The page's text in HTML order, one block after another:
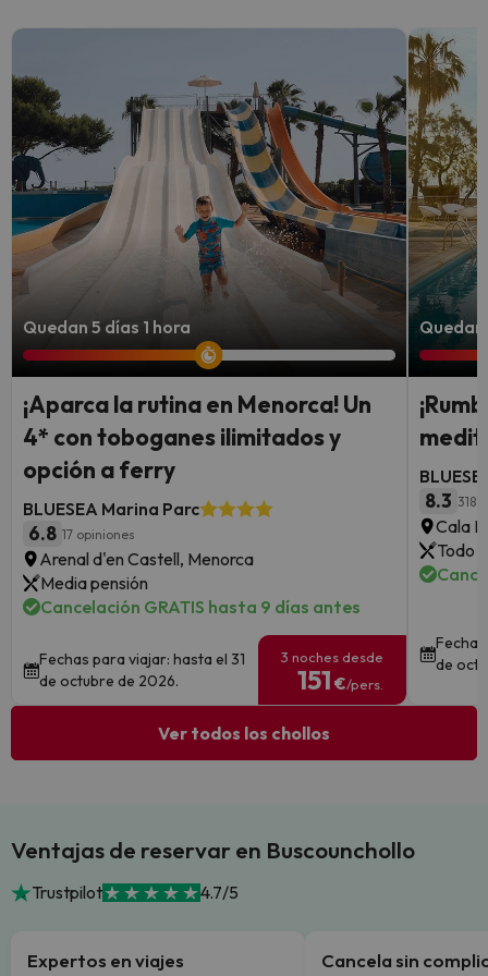
Quedan 5 días 1 hora
¡Aparca la rutina en Menorca! Un
4* con toboganes ilimitados y
opción a ferry
BLUESEA Marina Parc
6.8 17 opiniones
Arenal d'en Castell, Menorca
Media pensión
Cancelación GRATIS hasta 9 días antes
Fechas para viajar: hasta el 31
de octubre de 2026.
3 noches desde
151 €/pers.
8.3 318
Cala
Todo
de
Ver todos los chollos
Ventajas de reservar en Buscounchollo
Trustpilot 4.7/5
Expertos en viajes Cancela sin